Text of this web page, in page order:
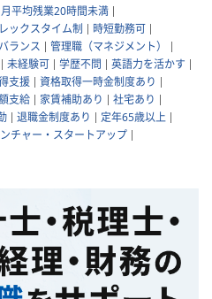
月平均残業20時間未満
ックスタイム制
時短勤務可
ランス
管理職（マネジメント）
未経験可 学歴不問
英語力を活かす
支援
資格取得一時金制度あり
支給 家賃補助あり
社宅あり
退職金制度あり
定年65歳以上
チャー・スタートアップ